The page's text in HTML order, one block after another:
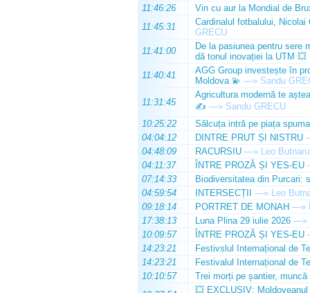
11:46:26
Vin cu aur la Mondial de
11:45:31
Cardinalul fotbalului,
GRECU
11:41:00
De la pasiunea pentru sere
dă tonul inovației la UTM 💥
11:40:41
AGG Group investește în
Moldova 💫 —» Sandu
11:31:45
Agricultura modernă te
✍️ —» Sandu GRECU
10:25:22
Sălcuța intră pe piața
04:04:12
DINTRE PRUT ȘI NISTRU
04:48:09
RACURSIU —» Leo Butnaru
04:11:37
ÎNTRE PROZĂ ȘI YES-EU
07:14:33
Biodiversitatea din Purcari:
04:59:54
INTERSECȚII —» Leo
09:18:14
PORTRET DE MONAH —»
17:38:13
Luna Plina 29 iulie 2026 —»
10:09:57
ÎNTRE PROZĂ ȘI YES-EU
14:23:21
Festivslul Internațional de
14:23:21
Festivalul Internațional de
10:10:57
Trei morți pe șantier, muncă
💥 EXCLUSIV: